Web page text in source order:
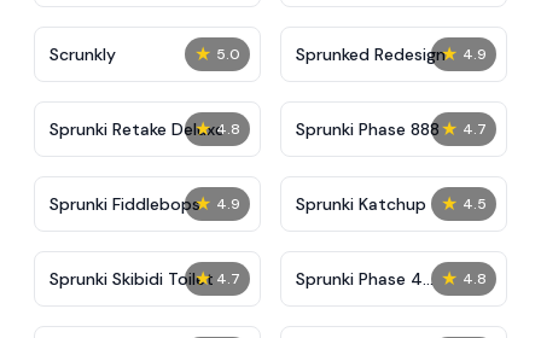
★ 5.0
Scrunkly ★ 4.9
Sprunked Redesign
★ 4.8
Sprunki Retake Deluxe ★ 4.7
Sprunki Phase 888
★ 4.9
Sprunki Fiddlebops ★ 4.5
Sprunki Katchup
★ 4.7
Sprunki Skibidi Toilet ★ 4.8
Sprunki Phase 4
Definitive